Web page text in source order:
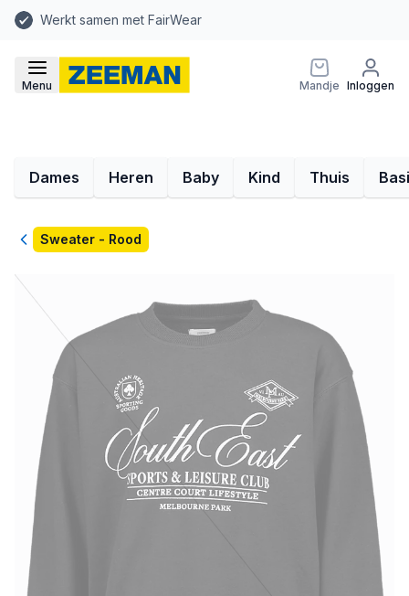
Werkt samen met FairWear
Menu Mandje Inloggen
Dames Heren Baby Kind Thuis
TerugSweater - Rood